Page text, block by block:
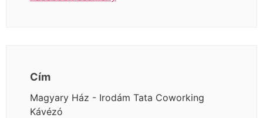
Cím
Magyary Ház - Irodám Tata Coworking
Kávézó